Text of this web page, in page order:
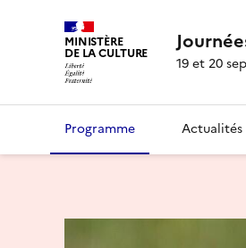
MINISTÈRE
DE LA CULTURE
19 et 20
Programme Actualités